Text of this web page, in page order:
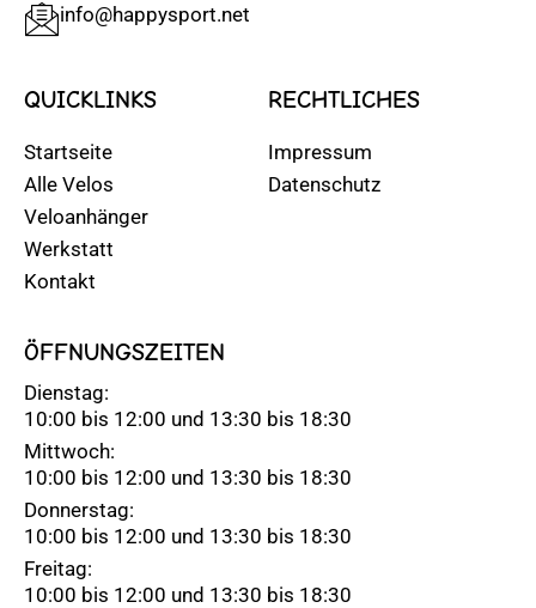
info@happysport.net
QUICKLINKS
Startseite
Alle Velos
Veloanhänger
Werkstatt
Kontakt
RECHTLICHES
Impressum
Datenschutz
ÖFFNUNGSZEITEN
Dienstag:
10:00 bis 12:00 und 13:30 bis 18:30
Mittwoch:
10:00 bis 12:00 und 13:30 bis 18:30
Donnerstag:
10:00 bis 12:00 und 13:30 bis 18:30
Freitag:
10:00 bis 12:00 und 13:30 bis 18:30